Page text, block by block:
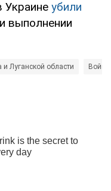
Украине убили
выполнении
и Луганской области Война